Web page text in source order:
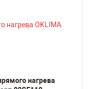
нагрева